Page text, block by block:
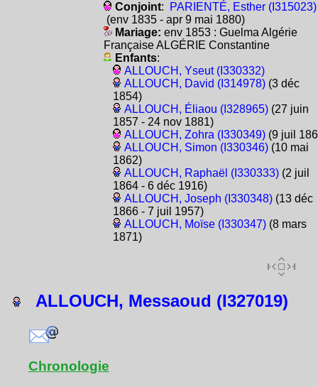
Conjoint:
PARIENTÉ, Esther (I315023)
(env 1835 - apr 9 mai 1880)
Mariage: env 1853 : Guelma Algérie
Française ALGÉRIE Constantine
Enfants:
ALLOUCH, Yseut (I330332)
ALLOUCH, David (I314978)(3 déc
1854)
ALLOUCH, Éliaou (I328965)(27 juin
1857 - 24 nov 1881)
ALLOUCH, Zohra (I330349)(9 juil
ALLOUCH, Simon (I330346)(10 mai
1862)
ALLOUCH, Raphaël (I330333)(2 juil
1864 - 6 déc 1916)
ALLOUCH, Joseph (I330348)(13 déc
1866 - 7 juil 1957)
ALLOUCH, Moïse (I330347)(8 mars
1871)
ALLOUCH, Messaoud (I327019)
Chronologie